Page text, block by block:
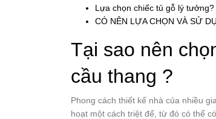
Lựa chọn chiếc tủ gỗ lý
CÓ NÊN LỰA CHỌN VÀ SỬ
Tại sao nên
cầu thang ?
Phong cách thiết kế nhà của nhiều
hoạt một cách triệt để, từ đó có thể